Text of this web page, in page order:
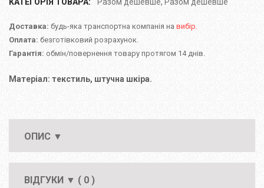
Доставка: будь-яка транспортна компанія на вибір.
Оплата: безготівковий розрахунок.
Гарантія: обмін/повернення товару протягом 14 днів.
Матеріал: текстиль, штучна шкіра.
ОПИС ▼
ВІДГУКИ ▼ ( 0 )